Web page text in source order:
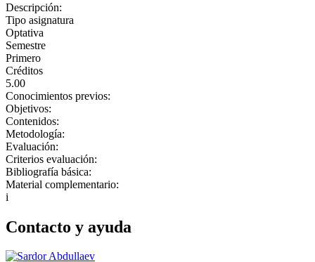
Descripción:
Tipo asignatura
Optativa
Semestre
Primero
Créditos
5.00
Conocimientos previos:
Objetivos:
Contenidos:
Metodología:
Evaluación:
Criterios evaluación:
Bibliografía básica:
Material complementario:
i
Contacto y ayuda